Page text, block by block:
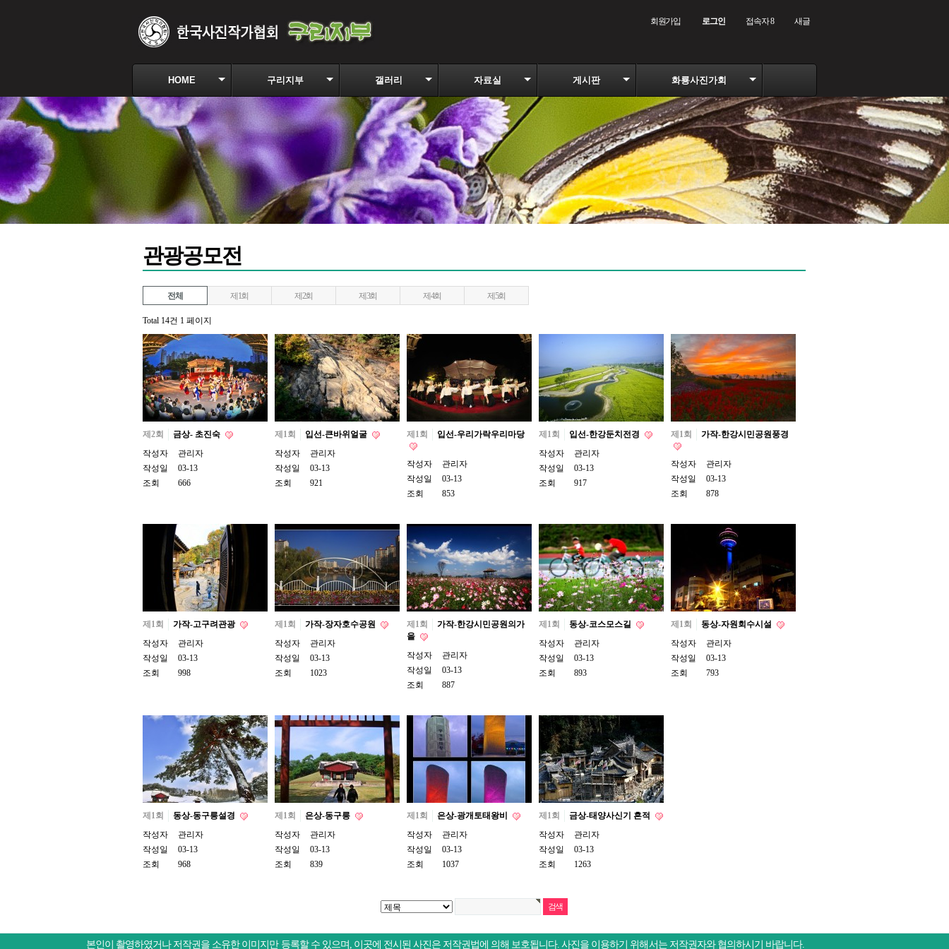
회원가입 로그인 접속자 8 새글
HOME 구리지부 갤러리 자료실 게시판 화룡사진가회
관광공모전
전체 제1회 제2회 제3회 제4회 제5회
Total 14건 1 페이지
제2회
금상- 초진숙
작성자
관리자
작성일
03-13
조회
666
제1회
입선-큰바위얼굴
작성자
관리자
작성일
03-13
조회
921
제1회 입선-우리가락우리마당
작성자
관리자
작성일
03-13
조회
853
제1회
입선-한강둔치전경
작성자
관리자
작성일
03-13
조회
917
제1회 가작-한강시민공원풍경
작성자
관리자
작성일
03-13
조회
878
제1회
가작-고구려관광
작성자
관리자
작성일
03-13
조회
998
제1회
가작-장자호수공원
작성자
관리자
작성일
03-13
조회
1023
제1회
가작-한강시민공원의가
을
작성자
관리자
작성일
03-13
조회
887
제1회
동상-코스모스길
작성자
관리자
작성일
03-13
조회
893
제1회
동상-자원회수시설
작성자
관리자
작성일
03-13
조회
793
제1회
동상-동구릉설경
작성자
관리자
작성일
03-13
조회
968
제1회
은상-동구릉
작성자
관리자
작성일
03-13
조회
839
제1회
은상-광개토태왕비
작성자
관리자
작성일
03-13
조회
1037
제1회
금상-태양사신기 흔적
작성자
관리자
작성일
03-13
조회
1263
본인이 촬영하였거나 저작권을 소유한 이미지만 등록할 수 있으며, 이곳에 전시된 사진은 저작권법에 의해 보호됩니다. 사진을 이용하기 위해서는 저작권자와 협의하시기 바랍니다.